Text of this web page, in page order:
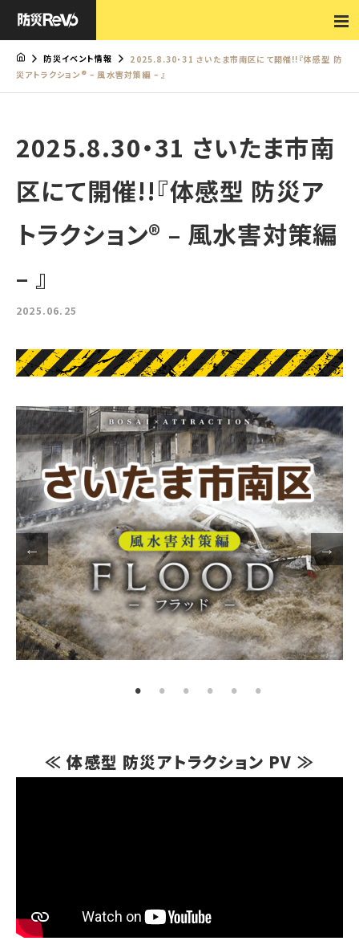
防災イベント情報
2025.8.30・31 さいたま市南区にて開催!!『体感型 防
災アトラクション® – 風水害対策編 – 』
2025.8.30・31 さいたま市南
区にて開催!!『体感型 防災ア
トラクション® – 風水害対策編
– 』
2025.06.25
≪ 体感型 防災アトラクション PV ≫